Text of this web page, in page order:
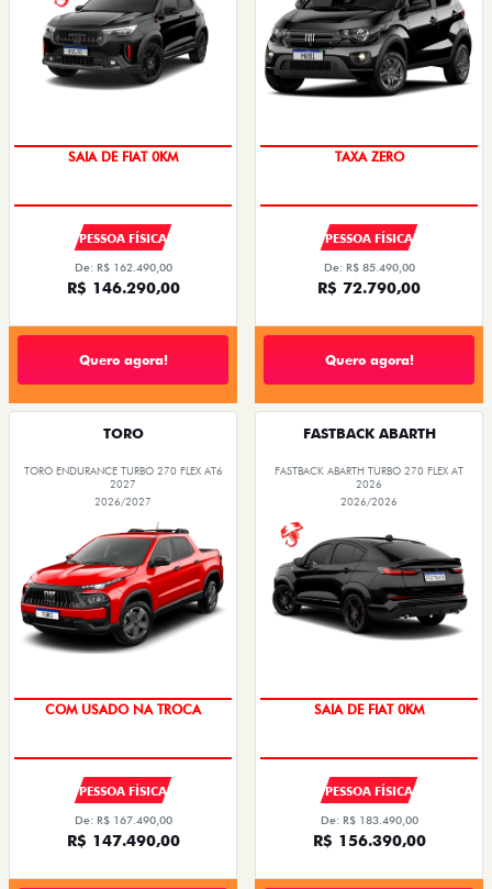
SAIA DE FIAT 0KM
PESSOA FÍSICA
De: R$ 162.490,00
R$ 146.290,00
Quero agora!
TAXA ZERO
PESSOA FÍSICA
De: R$ 85.490,00
R$ 72.790,00
Quero agora!
TORO
TORO ENDURANCE TURBO 270 FLEX AT6
2027
2026/2027
COM USADO NA TROCA
PESSOA FÍSICA
De: R$ 167.490,00
R$ 147.490,00
FASTBACK ABARTH
FASTBACK ABARTH TURBO 270 FLEX AT
2026
2026/2026
SAIA DE FIAT 0KM
PESSOA FÍSICA
De: R$ 183.490,00
R$ 156.390,00